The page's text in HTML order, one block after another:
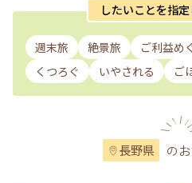
したいことを指
週末旅 絶景旅 ご利益め
くつろぐ
いやされる ご
長野県 の